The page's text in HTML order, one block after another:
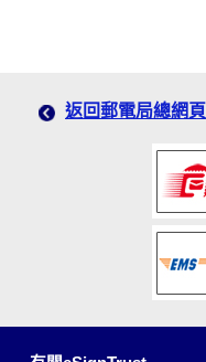
返回郵電局總網頁